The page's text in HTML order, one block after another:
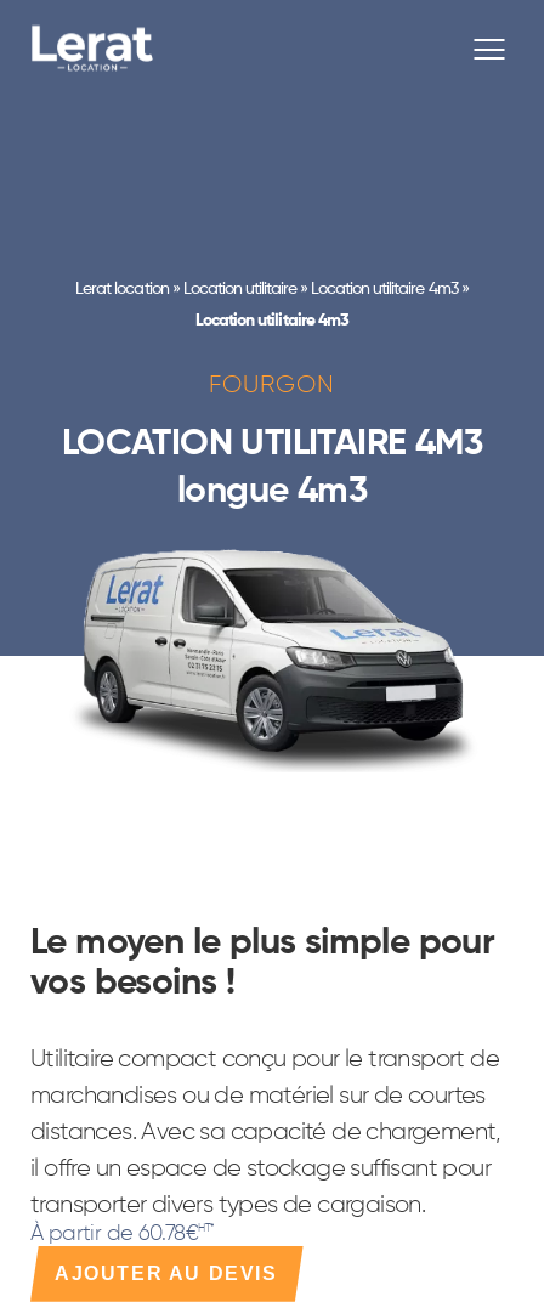
Lerat location» Location utilitaire» Location utilitaire 4m3»
Location utilitaire 4m3
FOURGON
LOCATION UTILITAIRE 4M3
longue 4m3
Le moyen le plus simple pour
vos besoins !
Utilitaire compact conçu pour le transport de
marchandises ou de matériel sur de courtes
distances. Avec sa capacité de chargement,
il offre un espace de stockage suffisant pour
transporter divers types de cargaison.
À partir de 60.78€HT*
AJOUTER AU DEVIS